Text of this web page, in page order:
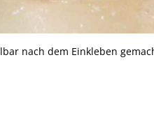
nach dem Einkleben